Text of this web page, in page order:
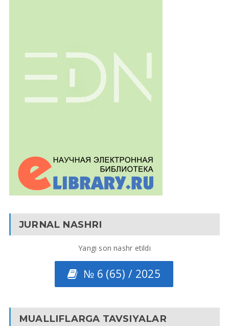
JURNAL NASHRI
Yangi son nashr etildi
№ 6 (65) / 2025
MUALLIFLARGA TAVSIYALAR